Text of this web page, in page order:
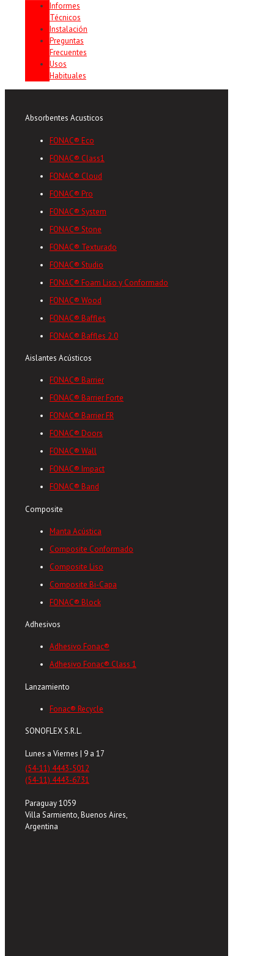
Informes
Técnicos
Instalación
Preguntas
Frecuentes
Usos
Habituales
Absorbentes Acusticos
FONAC® Eco
FONAC® Class1
FONAC® Cloud
FONAC® Pro
FONAC® System
FONAC® Stone
FONAC® Texturado
FONAC® Studio
FONAC® Foam Liso y Conformado
FONAC® Wood
FONAC® Baffles
FONAC® Baffles 2.0
Aislantes Acústicos
FONAC® Barrier
FONAC® Barrier Forte
FONAC® Barrier FR
FONAC® Doors
FONAC® Wall
FONAC® Impact
FONAC® Band
Composite
Manta Acústica
Composite Conformado
Composite Liso
Composite Bi-Capa
FONAC® Block
Adhesivos
Adhesivo Fonac®
Adhesivo Fonac® Class 1
Lanzamiento
Fonac® Recycle
SONOFLEX S.R.L.
Lunes a Viernes | 9 a 17
(54-11) 4443-5012
(54-11) 4443-6731
Paraguay 1059
Villa Sarmiento, Buenos Aires,
Argentina